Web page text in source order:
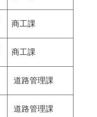
商工課
商工課
道路管理課
道路管理課